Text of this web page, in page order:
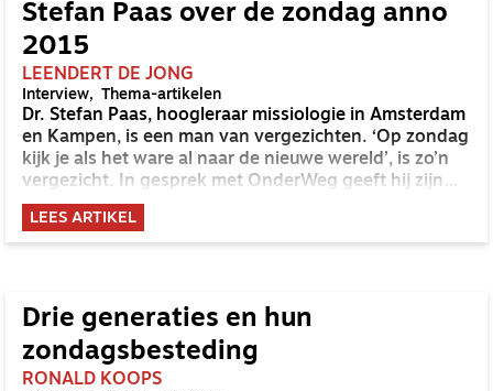
Stefan Paas over de zondag anno
2015
LEENDERT DE JONG
Interview Thema-artikelen
Dr. Stefan Paas, hoogleraar missiologie in Amsterdam
en Kampen, is een man van vergezichten. ‘Op zondag
kijk je als het ware al naar de nieuwe wereld’, is zo’n
vergezicht. In gesprek met OnderWeg geeft hij zijn
visie op het vieren van de zondag anno 2015.
LEES ARTIKEL
Drie generaties en hun
zondagsbesteding
RONALD KOOPS